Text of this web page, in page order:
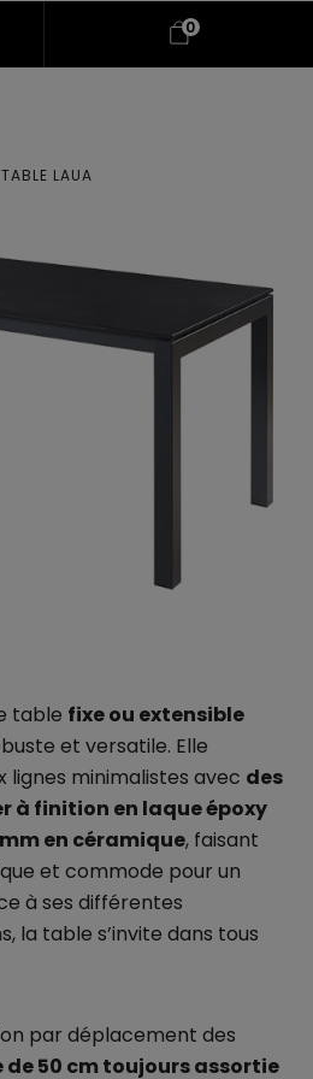
0
TABLE LAUA
table fixe ou extensible
et versatile. Elle
lignes minimalistes avec des
à finition en laque époxy
en céramique, faisant
et commode pour un
à ses différentes
la table s’invite dans tous
par déplacement des
50 cm toujours assortie